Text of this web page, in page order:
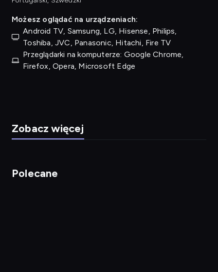
Możesz oglądać na urządzeniach:
Android TV, Samsung, LG, Hisense, Philips,
Toshiba, JVC, Panasonic, Hitachi, Fire TV
Przeglądarki na komputerze: Google Chrome,
Firefox, Opera, Microsoft Edge
Zobacz więcej
Polecane